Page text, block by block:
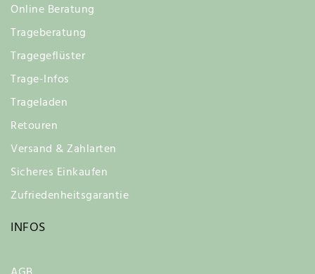
Online Beratung
Trageberatung
Tragegeflüster
Trage-Infos
Trageladen
Retouren
Versand & Zahlarten
Sicheres Einkaufen
Zufriedenheitsgarantie
INFOS